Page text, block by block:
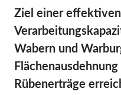
Ziel einer
Wabern und
Rübenerträge